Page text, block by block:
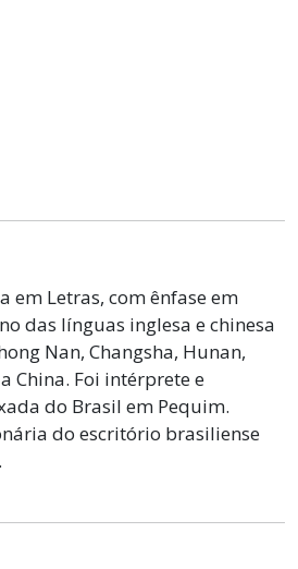
em Letras, com ênfase em
das línguas inglesa e chinesa
Nan, Changsha, Hunan,
China. Foi intérprete e
do Brasil em Pequim.
do escritório brasiliense